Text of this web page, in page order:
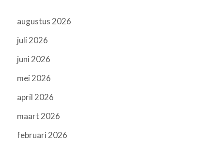
augustus 2026
juli 2026
juni 2026
mei 2026
april 2026
maart 2026
februari 2026